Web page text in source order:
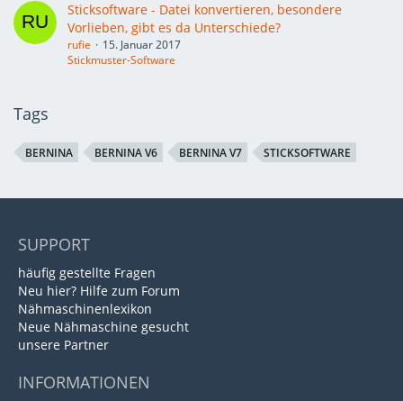
Sticksoftware - Datei konvertieren, besondere
Vorlieben, gibt es da Unterschiede?
rufie
15. Januar 2017
Stickmuster-Software
Tags
BERNINA BERNINA V6 BERNINA V7 STICKSOFTWARE
SUPPORT
häufig gestellte Fragen
Neu hier? Hilfe zum Forum
Nähmaschinenlexikon
Neue Nähmaschine gesucht
unsere Partner
INFORMATIONEN